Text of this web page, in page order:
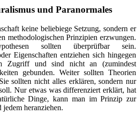
und Paranormales
keine beliebiege Setzung, sondern er
methodologischen Prinzipien erzwungen.
sollten überprüfbar sein.
Eigenschaften entziehen sich hingegen
Zugriff und sind nicht an (zumindest
gebunden. Weiter sollten Theorien
sollten nicht alles erklären, sondern nur
Nur etwas was differenziert erklärt, hat
Dinge, kann man im Prinzip zur
heranziehen.